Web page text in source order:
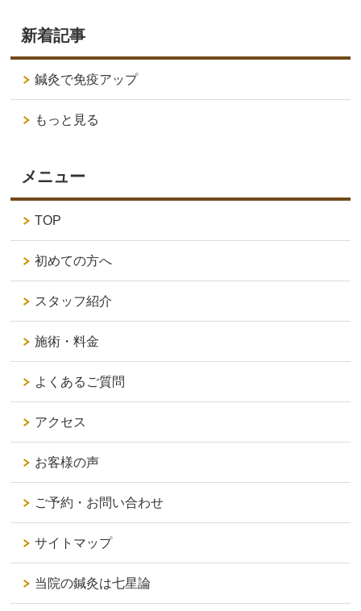
新着記事
鍼灸で免疫アップ
もっと見る
メニュー
TOP
初めての方へ
スタッフ紹介
施術・料金
よくあるご質問
アクセス
お客様の声
ご予約・お問い合わせ
サイトマップ
当院の鍼灸は七星論